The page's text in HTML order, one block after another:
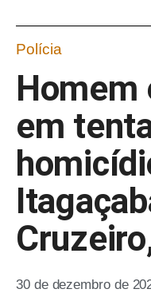
Polícia
Homem
em
30 de dezembro de